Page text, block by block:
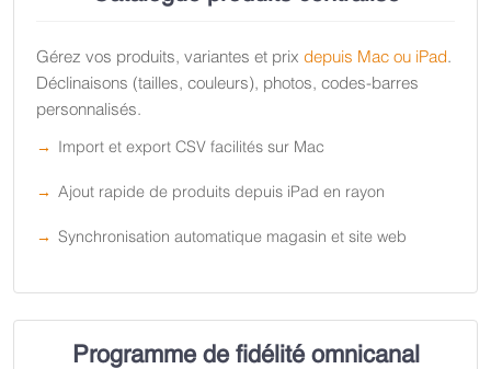
Gérez vos produits, variantes et prix depuis Mac ou iPad.
Déclinaisons (tailles, couleurs), photos, codes-barres
personnalisés.
Import et export CSV facilités sur Mac
Ajout rapide de produits depuis iPad en rayon
Synchronisation automatique magasin et site web
Programme de fidélité omnicanal